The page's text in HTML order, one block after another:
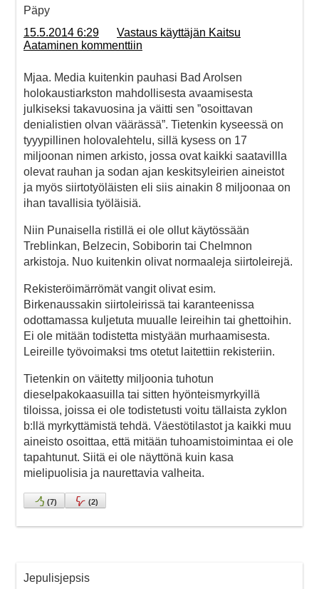
Päpy
15.5.2014 6:29
Vastaus käyttäjän Kaitsu
Aataminen kommenttiin
Mjaa. Media kuitenkin pauhasi Bad Arolsen
holokaustiarkston mahdollisesta avaamisesta
julkiseksi takavuosina ja väitti sen ”osoittavan
denialistien olvan väärässä”. Tietenkin kyseessä on
tyyypillinen holovalehtelu, sillä kysess on 17
miljoonan nimen arkisto, jossa ovat kaikki saatavillla
olevat rauhan ja sodan ajan keskitsyleirien aineistot
ja myös siirtotyöläisten eli siis ainakin 8 miljoonaa on
ihan tavallisia työläisiä.
Niin Punaisella ristillä ei ole ollut käytössään
Treblinkan, Belzecin, Sobiborin tai Chelmnon
arkistoja. Nuo kuitenkin olivat normaaleja siirtoleirejä.
Rekisteröimärrömät vangit olivat esim.
Birkenaussakin siirtoleirissä tai karanteenissa
odottamassa kuljetuta muualle leireihin tai ghettoihin.
Ei ole mitään todistetta mistyään murhaamisesta.
Leireille työvoimaksi tms otetut laitettiin rekisteriin.
Tietenkin on väitetty miljoonia tuhotun
dieselpakokaasuilla tai sitten hyönteismyrkyillä
tiloissa, joissa ei ole todistetusti voitu tällaista zyklon
b:llä myrkyttämistä tehdä. Väestötilastot ja kaikki muu
aineisto osoittaa, että mitään tuhoamistoimintaa ei ole
tapahtunut. Siitä ei ole näyttönä kuin kasa
mielipuolisia ja naurettavia valheita.
(7) (2)
Jepulisjepsis